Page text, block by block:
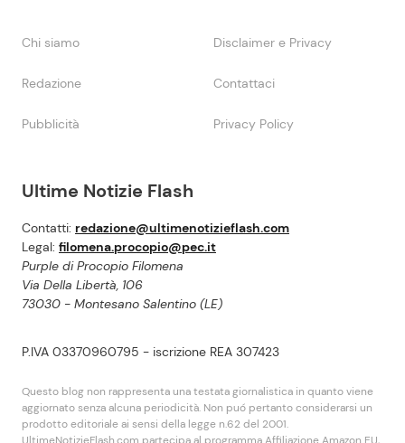
Ultime Notizie Flash
Contatti: redazione@ultimenotizieflash.com
Legal: filomena.procopio@pec.it
Purple di Procopio Filomena
Via Della Libertà, 106
73030 - Montesano Salentino (LE)
P.IVA 03370960795 - iscrizione REA 307423
Questo blog non rappresenta una testata giornalistica in quanto viene
aggiornato senza alcuna periodicità. Non puó pertanto considerarsi un
prodotto editoriale ai sensi della legge n.62 del 2001.
UltimeNotizieFlash.com partecipa al programma Affiliazione Amazon EU,
Chi siamo Disclaimer e Privacy
Redazione Contattaci
Pubblicità Privacy Policy